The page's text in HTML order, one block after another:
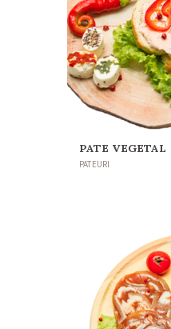
PATE VEGETAL
PATEURI